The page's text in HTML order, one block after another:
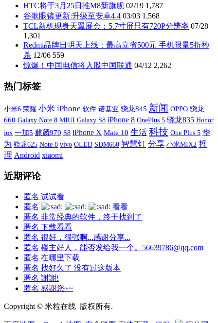
HTC将于3月25日推M8新旗舰 02/19 1,787
谷歌眼镜更新:升级至安卓4.4 03/03 1,568
TCL新机现身天翼展会：5.7寸屏只有720P分辨率 07/28
1,301
Redmi品牌日明天上线：最高立省500元 手机限量5折秒
杀 12/06 559
惊爆！中国电信将入股中国联通 04/12 2,262
热门标签
小米6 荣耀 小米 iPhone 软件 诺基亚 骁龙845 新闻 OPPO 骁龙
660 Galaxy Note 8 MIUI Galaxy S8 iPhone 8 OnePlus 5 骁龙835 Honor
ios 一加5 麒麟970 S8 iPhone X Mate 10 生活 科技 One Plus 5 华
为 骁龙625 Note 8 vivo OLED SDM660 智慧灯 分享 小米MIX2 哲
理 Android xiaomi
近期评论
匿名 试试看
匿名
看看
匿名 非常经典的软件，终于找到了
匿名 下载看看
匿名 很好，很强啊...感谢分享...
匿名 楼主好人，能否发给我一个。56639786@qq.com
匿名 在哪里下载
匿名 找好久了 没有过这版本
匿名 謝謝!
匿名 感謝您~~
Copyright © 米粒在线 版权所有.